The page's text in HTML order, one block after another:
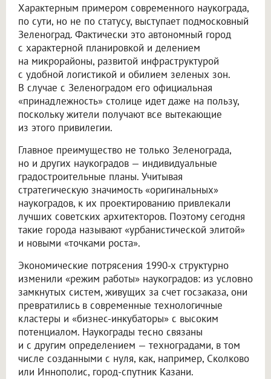
Характерным примером современного наукограда,
по сути, но не по статусу, выступает подмосковный
Зеленоград. Фактически это автономный город
с характерной планировкой и делением
на микрорайоны, развитой инфраструктурой
с удобной логистикой и обилием зеленых зон.
В случае с Зеленоградом его официальная
«принадлежность» столице идет даже на пользу,
поскольку жители получают все вытекающие
из этого привилегии.
Главное преимущество не только Зеленограда,
но и других наукоградов — индивидуальные
градостроительные планы. Учитывая
стратегическую значимость «оригинальных»
наукоградов, к их проектированию привлекали
лучших советских архитекторов. Поэтому сегодня
такие города называют «урбанистической элитой»
и новыми «точками роста».
Экономические потрясения 1990-х структурно
изменили «режим работы» наукоградов: из условно
замкнутых систем, живущих за счет госзаказа, они
превратились в современные технологичные
кластеры и «бизнес-инкубаторы» с высоким
потенциалом. Наукограды тесно связаны
и с другим определением — техноградами, в том
числе созданными с нуля, как, например, Сколково
или Иннополис, город-спутник Казани.